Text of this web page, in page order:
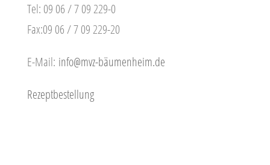
Tel: 09 06 / 7 09 229-0
Fax:09 06 / 7 09 229-20
E-Mail: info@mvz-bäumenheim.de
Rezeptbestellung